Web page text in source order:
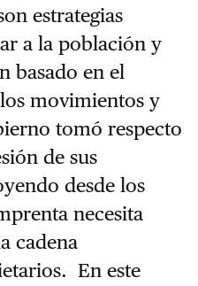
estrategias
a la población y
basado en el
movimientos y
tomó respecto
de sus
desde los
necesita
cadena
En este